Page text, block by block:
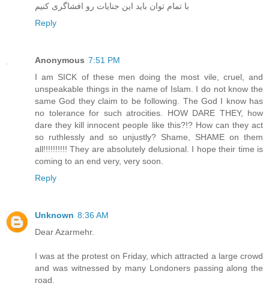
با تمام توان باید این جنایات رو افشاگری کنیم
Reply
Anonymous 7:51 PM
I am SICK of these men doing the most vile, cruel, and
unspeakable things in the name of Islam. I do not know the
same God they claim to be following. The God I know has
no tolerance for such atrocities. HOW DARE THEY, how
dare they kill innocent people like this?!? How can they act
so ruthlessly and so unjustly? Shame, SHAME on them
all!!!!!!!!!! They are absolutely delusional. I hope their time is
coming to an end very, very soon.
Reply
Unknown 8:36 AM
Dear Azarmehr.
I was at the protest on Friday, which attracted a large crowd
and was witnessed by many Londoners passing along the
road.